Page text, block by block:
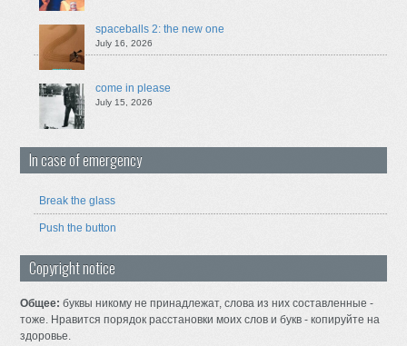
spaceballs 2: the new one
July 16, 2026
come in please
July 15, 2026
In case of emergency
Break the glass
Push the button
Copyright notice
Общее: буквы никому не принадлежат, слова из них составленные -
тоже. Нравится порядок расстановки моих слов и букв - копируйте на
здоровье.